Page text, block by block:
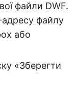
файли DWF.
файлу
або
«Зберегти